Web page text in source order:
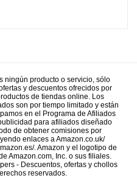
ningún producto o servicio, sólo
y descuentos ofrecidos por
de tiendas online. Los
son por tiempo limitado y están
en el Programa de Afiliados
para afiliados diseñado
de obtener comisiones por
enlaces a Amazon.co.uk/
. Amazon y el logotipo de
Amazon.com, Inc. o sus filiales.
- Descuentos, ofertas y chollos
reservados.